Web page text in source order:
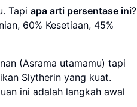
Tapi apa arti persentase ini?
60% Kesetiaan, 45%
(Asrama utamamu) tapi
Slytherin yang kuat.
ini adalah langkah awal